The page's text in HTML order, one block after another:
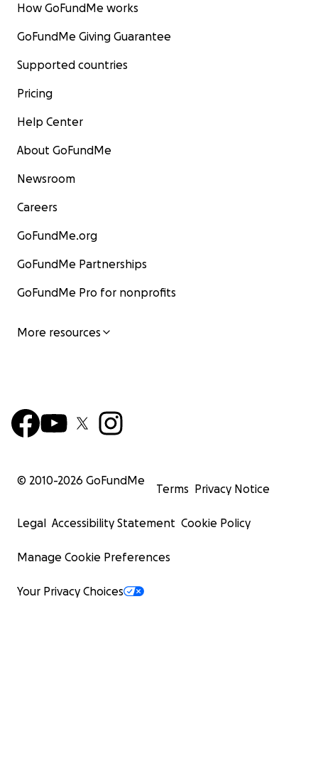
How GoFundMe works
GoFundMe Giving Guarantee
Supported countries
Pricing
Help Center
About GoFundMe
Newsroom
Careers
GoFundMe.org
GoFundMe Partnerships
GoFundMe Pro for nonprofits
More resources
© 2010-2026 GoFundMe
Terms Privacy Notice
Legal Accessibility Statement Cookie Policy
Manage Cookie Preferences
Your Privacy Choices